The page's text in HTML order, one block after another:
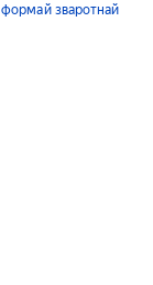
формай зваротнай